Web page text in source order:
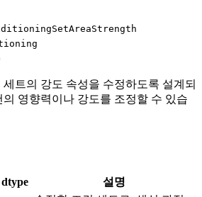
트의 강도 속성을 수정하도록 설계되
영향력이나 강도를 조정할 수 있습
설명